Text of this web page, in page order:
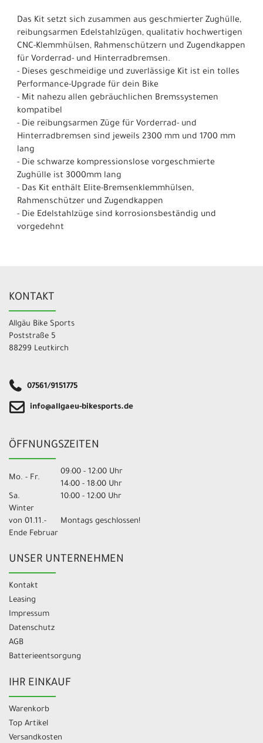
Das Kit setzt sich zusammen aus geschmierter Zughülle,
reibungsarmen Edelstahlzügen, qualitativ hochwertigen
CNC-Klemmhülsen, Rahmenschützern und Zugendkappen
für Vorderrad- und Hinterradbremsen.
- Dieses geschmeidige und zuverlässige Kit ist ein tolles
Performance-Upgrade für dein Bike
- Mit nahezu allen gebräuchlichen Bremssystemen
kompatibel
- Die reibungsarmen Züge für Vorderrad- und
Hinterradbremsen sind jeweils 2300 mm und 1700 mm
lang
- Die schwarze kompressionslose vorgeschmierte
Zughülle ist 3000mm lang
- Das Kit enthält Elite-Bremsenklemmhülsen,
Rahmenschützer und Zugendkappen
- Die Edelstahlzüge sind korrosionsbeständig und
vorgedehnt
KONTAKT
Allgäu Bike Sports
Poststraße 5
88299 Leutkirch
07561/9151775
info@allgaeu-bikesports.de
ÖFFNUNGSZEITEN
Mo. - Fr.
09:00 - 12:00 Uhr
14:00 - 18:00 Uhr
Sa.
10:00 - 12:00 Uhr
Winter
von 01.11.-
Ende Februar
Montags geschlossen!
UNSER UNTERNEHMEN
Kontakt
Leasing
Impressum
Datenschutz
AGB
Batterieentsorgung
IHR EINKAUF
Warenkorb
Top Artikel
Versandkosten